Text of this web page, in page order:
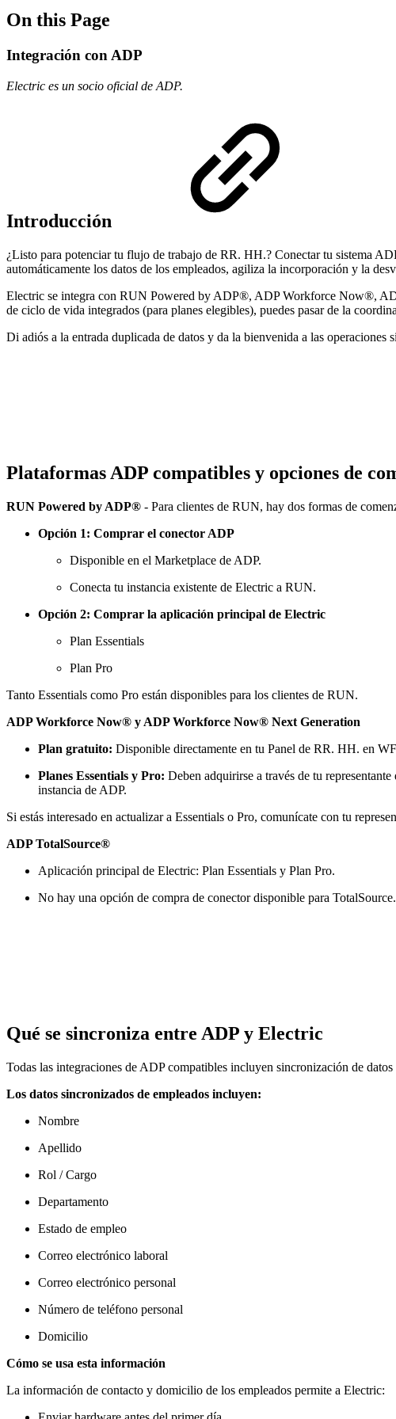
On this Page
Integración con ADP
Electric es un socio oficial de ADP.
Introducción
¿Listo para potenciar tu flujo de trabajo de RR. HH.? Conectar tu sistema
automáticamente los datos de los empleados, agiliza la incorporación y la
Electric se integra con RUN Powered by ADP®, ADP Workforce Now®,
de ciclo de vida integrados (para planes elegibles), puedes pasar de la
Di adiós a la entrada duplicada de datos y da la bienvenida a las
Plataformas ADP compatibles y opciones de
RUN Powered by ADP® - Para clientes de RUN, hay dos formas de
Opción 1: Comprar el conector ADP
Disponible en el Marketplace de ADP.
Conecta tu instancia existente de Electric a RUN.
Opción 2: Comprar la aplicación principal de Electric
Plan Essentials
Plan Pro
Tanto Essentials como Pro están disponibles para los clientes de RUN.
ADP Workforce Now® y ADP Workforce Now® Next Generation
Plan gratuito: Disponible directamente en tu Panel de RR. HH. en
Planes Essentials y Pro: Deben adquirirse a través de tu
instancia de ADP.
Si estás interesado en actualizar a Essentials o Pro, comunícate con tu
ADP TotalSource®
Aplicación principal de Electric: Plan Essentials y Plan Pro.
No hay una opción de compra de conector disponible para TotalSource.
Qué se sincroniza entre ADP y Electric
Todas las integraciones de ADP compatibles incluyen sincronización de
Los datos sincronizados de empleados incluyen:
Nombre
Apellido
Rol / Cargo
Departamento
Estado de empleo
Correo electrónico laboral
Correo electrónico personal
Número de teléfono personal
Domicilio
Cómo se usa esta información
La información de contacto y domicilio de los empleados permite a Electric: